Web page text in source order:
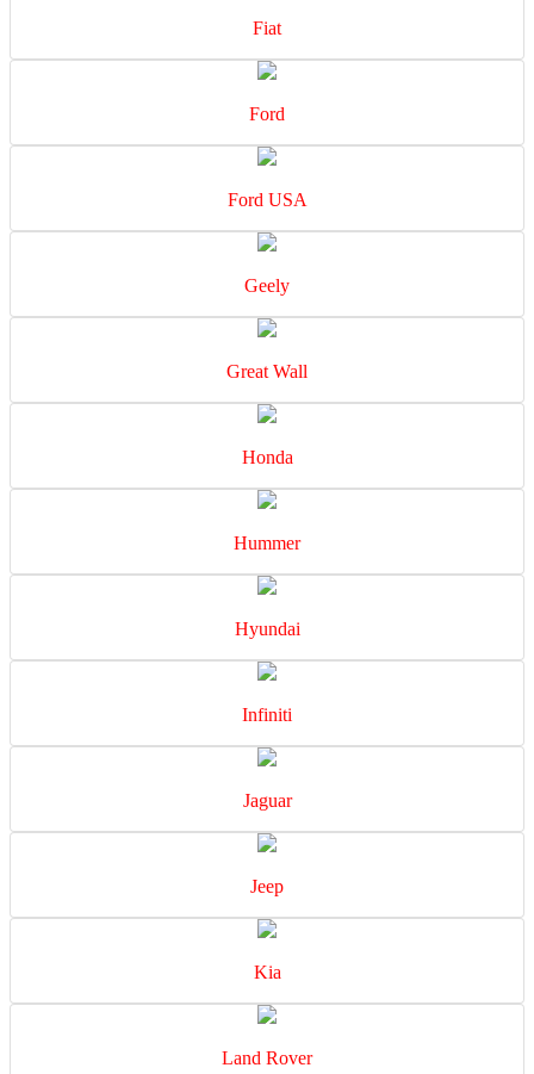
Fiat
Ford
Ford USA
Geely
Great Wall
Honda
Hummer
Hyundai
Infiniti
Jaguar
Jeep
Kia
Land Rover